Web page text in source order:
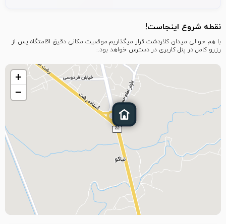
با آوای خوش پرندگان و صدای سکوت مدیتیشن می‌کنیم.
از میون مزارع چای رد می‌شیم.
یک طرفمون لنگروده.
با هم چای محلی لاهیجان می‌خوریم
نقطه شروع اینجاست!
با هم حوالی میدان کلاردشت قرار میگذاریم.موقعیت مکانی دقیق اقامتگاه پس از
رزرو کامل در پنل کاربری در دسترس خواهد بود.:
+
−